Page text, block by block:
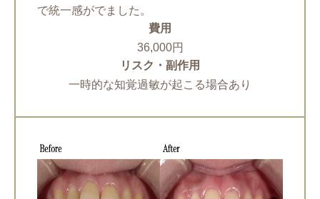
で統一感がでました。
費用
36,000円
リスク・副作用
一時的な知覚過敏が起こる場合あり